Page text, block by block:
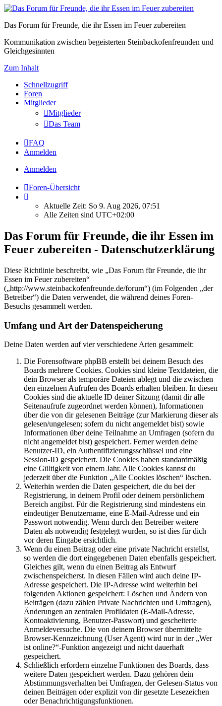
Das Forum für Freunde, die ihr Essen im Feuer zubereiten
Kommunikation zwischen begeisterten Steinbackofenfreunden und
Gleichgesinnten
Zum Inhalt
Schnellzugriff
Foren
Mitglieder
Mitglieder
Das Team
FAQ
Anmelden
Anmelden
Foren-Übersicht
Aktuelle Zeit: So 9. Aug 2026, 07:51
Alle Zeiten sind UTC+02:00
Das Forum für Freunde, die ihr Essen im
Feuer zubereiten - Datenschutzerklärung
Diese Richtlinie beschreibt, wie „Das Forum für Freunde, die ihr
Essen im Feuer zubereiten“
(„http://www.steinbackofenfreunde.de/forum“) (im Folgenden „der
Betreiber“) die Daten verwendet, die während deines Foren-
Besuchs gesammelt werden.
Umfang und Art der Datenspeicherung
Deine Daten werden auf vier verschiedene Arten gesammelt:
Die Forensoftware phpBB erstellt bei deinem Besuch des
Boards mehrere Cookies. Cookies sind kleine Textdateien, die
dein Browser als temporäre Dateien ablegt und die zwischen
den einzelnen Aufrufen des Boards erhalten bleiben. In diesen
Cookies sind die aktuelle ID deiner Sitzung (damit dir alle
Seitenaufrufe zugeordnet werden können), Informationen
über die von dir gelesenen Beiträge (zur Markierung dieser als
gelesen/ungelesen; sofern du nicht angemeldet bist) sowie
Informationen über deine Teilnahme an Umfragen (sofern du
nicht angemeldet bist) gespeichert. Ferner werden deine
Benutzer-ID, ein Authentifizierungsschlüssel und eine
Session-ID gespeichert. Die Cookies haben standardmäßig
eine Gültigkeit von einem Jahr. Alle Cookies kannst du
jederzeit über die Funktion „Alle Cookies löschen“ löschen.
Weiterhin werden die Daten gespeichert, die du bei der
Registrierung, in deinem Profil oder deinem persönlichem
Bereich angibst. Für die Registrierung sind mindestens ein
eindeutiger Benutzername, eine E-Mail-Adresse und ein
Passwort notwendig. Wenn durch den Betreiber weitere
Daten als notwendig festgelegt wurden, so ist dies für dich
vor deren Eingabe ersichtlich.
Wenn du einen Beitrag oder eine private Nachricht erstellst,
so werden die dort eingegebenen Daten ebenfalls gespeichert.
Gleiches gilt, wenn du einen Beitrag als Entwurf
zwischenspeicherst. In diesen Fällen wird auch deine IP-
Adresse gespeichert. Die IP-Adresse wird weiterhin bei
folgenden Aktionen gespeichert: Löschen und Ändern von
Beiträgen (dazu zählen Private Nachrichten und Umfragen),
Änderungen an zentralen Profildaten (E-Mail-Adresse,
Kontoaktivierung, Benutzer-Passwort) und gescheiterte
Anmeldeversuche. Die von deinem Browser übermittelte
Browser-Kennzeichnung (User Agent) wird nur in der „Wer
ist online?“-Funktion angezeigt und nicht dauerhaft
gespeichert.
Schließlich erfordern einzelne Funktionen des Boards, dass
weitere Daten gespeichert werden. Dazu gehören dein
Abstimmungsverhalten bei Umfragen, der Gelesen-Status von
deinen Beiträgen oder explizit von dir gesetzte Lesezeichen
oder Benachrichtigungsfunktionen.